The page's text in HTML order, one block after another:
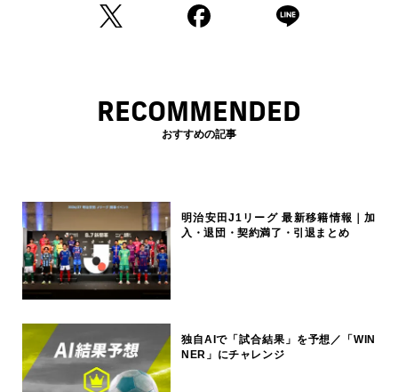
RECOMMENDED
おすすめの記事
明治安田J1リーグ 最新移籍情報｜加
入・退団・契約満了・引退まとめ
独自AIで「試合結果」を予想／「WIN
NER」にチャレンジ